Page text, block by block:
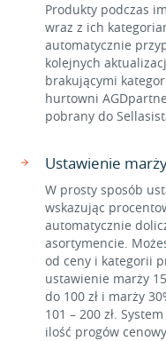
Produkty podczas
wraz z ich
automatycznie
kolejnych
brakującymi
hurtowni
pobrany do
Ustawienie
W prosty sposób
wskazując
automatycznie
asortymencie.
od ceny i kategorii
ustawienie marży
do 100 zł i marży
101 – 200 zł.
ilość progów